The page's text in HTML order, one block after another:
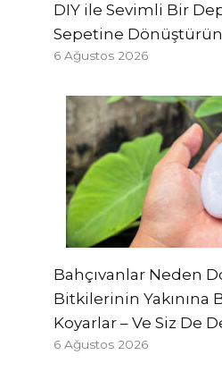
DIY ile Sevimli Bir
Sepetine Dönüştürün
6 Ağustos 2026
Bahçıvanlar Neden
Bitkilerinin Yakınına
Koyarlar – Ve Siz De
6 Ağustos 2026